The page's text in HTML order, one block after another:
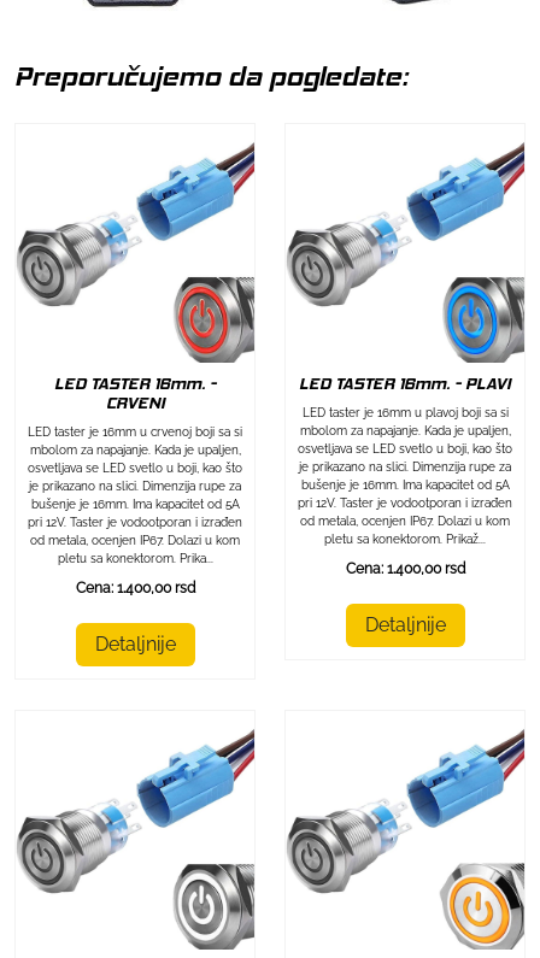
Preporučujemo da pogledate:
LED TASTER 16mm. -
CRVENI
LED taster je 16mm u crvenoj boji sa si
mbolom za napajanje. Kada je upaljen,
osvetljava se LED svetlo u boji, kao što
je prikazano na slici. Dimenzija rupe za
bušenje je 16mm. Ima kapacitet od 5A
pri 12V. Taster je vodootporan i izrađen
od metala, ocenjen IP67. Dolazi u kom
pletu sa konektorom. Prika...
Cena: 1.400,00 rsd
Detaljnije
LED TASTER 16mm. - PLAVI
LED taster je 16mm u plavoj boji sa si
mbolom za napajanje. Kada je upaljen,
osvetljava se LED svetlo u boji, kao što
je prikazano na slici. Dimenzija rupe za
bušenje je 16mm. Ima kapacitet od 5A
pri 12V. Taster je vodootporan i izrađen
od metala, ocenjen IP67. Dolazi u kom
pletu sa konektorom. Prikaž...
Cena: 1.400,00 rsd
Detaljnije